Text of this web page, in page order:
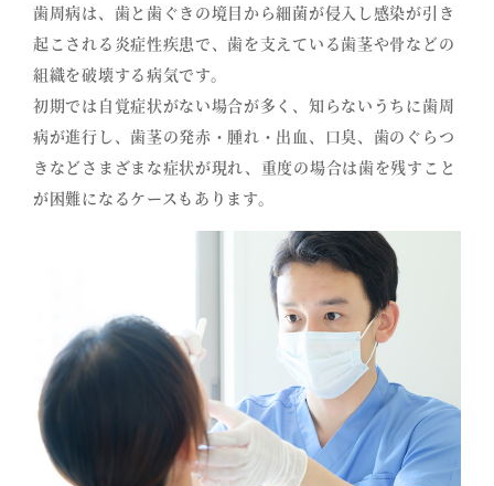
歯周病は、歯と歯ぐきの境目から細菌が侵入し感染が引き
起こされる炎症性疾患で、歯を支えている歯茎や骨などの
組織を破壊する病気です。
初期では自覚症状がない場合が多く、知らないうちに歯周
病が進行し、歯茎の発赤・腫れ・出血、口臭、歯のぐらつ
きなどさまざまな症状が現れ、重度の場合は歯を残すこと
が困難になるケースもあります。